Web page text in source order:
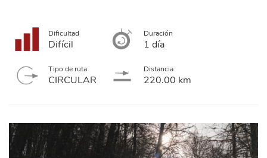
Dificultad
Difícil
Duración
1 día
Tipo de ruta
CIRCULAR
Distancia
220.00 km